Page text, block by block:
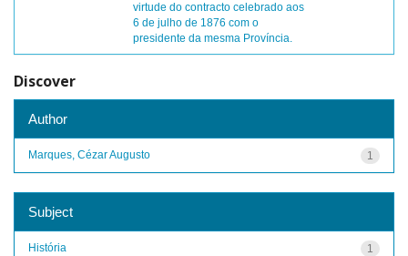
virtude do contracto celebrado aos
6 de julho de 1876 com o
presidente da mesma Província.
Discover
Author
1
Marques, Cézar Augusto
Subject
1
História